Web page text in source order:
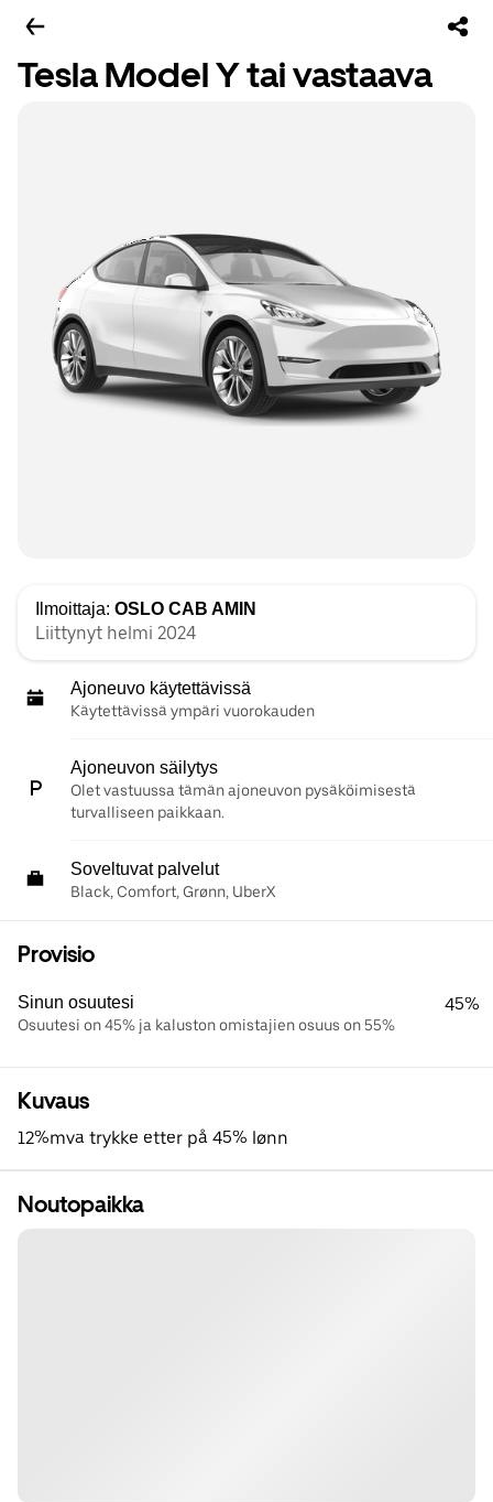
Tesla Model Y tai vastaava
Ilmoittaja: OSLO CAB AMIN
Liittynyt helmi 2024
Ajoneuvo käytettävissä
Käytettävissä ympäri vuorokauden
Ajoneuvon säilytys
Olet vastuussa tämän ajoneuvon pysäköimisestä
turvalliseen paikkaan.
Soveltuvat palvelut
Black, Comfort, Grønn, UberX
Provisio
Sinun osuutesi
Osuutesi on 45% ja kaluston omistajien osuus on 55%
45%
Kuvaus
12%mva trykke etter på 45% lønn
Noutopaikka